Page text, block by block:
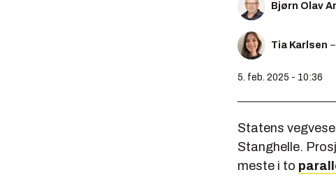
Bjørn Olav
Tia Karlsen
5. feb. 2025 - 10:36
Statens
Stanghelle.
meste i to